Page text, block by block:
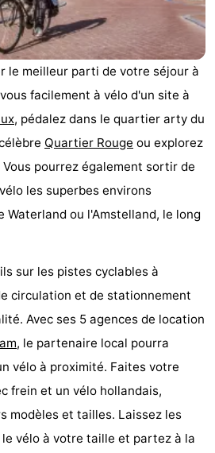
le meilleur parti de votre séjour à
facilement à vélo d'un site à
, pédalez dans le quartier arty du
Quartier Rouge ou explorez
Vous pourrez également sortir de
les superbes environs
Waterland ou l'Amstelland, le long
sur les pistes cyclables à
circulation et de stationnement
Avec ses 5 agences de location
, le partenaire local pourra
vélo à proximité. Faites votre
frein et un vélo hollandais,
modèles et tailles. Laissez les
vélo à votre taille et partez à la